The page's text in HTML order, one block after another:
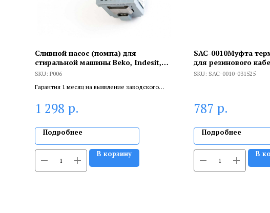
Сливной насос (помпа) для
стиральной машины Beko, Indesit,
Whirlpool, Askoll M231, 40W, 3 винта,
SKU: Р006
Гарантия 1 месяц на выявление заводского
сертифицированный специалист.
1 298 р.
Подробнее
В корзину
SAC-0010Муфта
для резинового
сечением 3х1,5-2,5
SKU: SAC-0010-031525
787 р.
Подробнее
В